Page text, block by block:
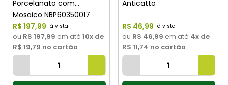
Porcelanato com
Mosaico NBP60350017
Anticatto
R$ 197,99
ou R$ 197,99 em até 10x de
R$ 19,79 no cartão
Anticatto
R$ 46,99
ou R$ 46,99 em até 4x de
R$ 11,74 no cartão